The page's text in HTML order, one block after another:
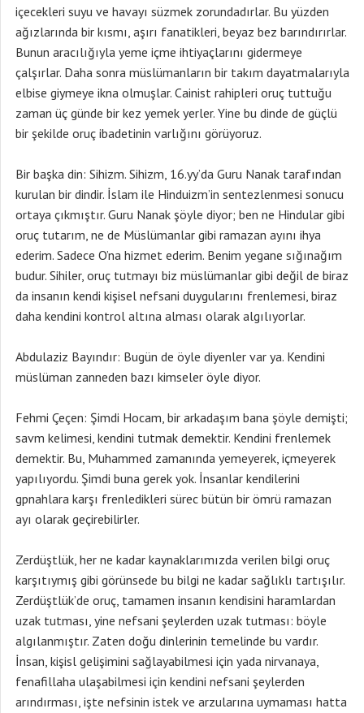
içecekleri suyu ve havayı süzmek zorundadırlar. Bu yüzden
ağızlarında bir kısmı, aşırı fanatikleri, beyaz bez barındırırlar.
Bunun aracılığıyla yeme içme ihtiyaçlarını gidermeye
çalşırlar. Daha sonra müslümanların bir takım dayatmalarıyla
elbise giymeye ikna olmuşlar. Cainist rahipleri oruç tuttuğu
zaman üç günde bir kez yemek yerler. Yine bu dinde de güçlü
bir şekilde oruç ibadetinin varlığını görüyoruz.
Bir başka din: Sihizm. Sihizm, 16.yy’da Guru Nanak tarafından
kurulan bir dindir. İslam ile Hinduizm’in sentezlenmesi sonucu
ortaya çıkmıştır. Guru Nanak şöyle diyor; ben ne Hindular gibi
oruç tutarım, ne de Müslümanlar gibi ramazan ayını ihya
ederim. Sadece O’na hizmet ederim. Benim yegane sığınağım
budur. Sihiler, oruç tutmayı biz müslümanlar gibi değil de biraz
da insanın kendi kişisel nefsani duygularını frenlemesi, biraz
daha kendini kontrol altına alması olarak algılıyorlar.
Abdulaziz Bayındır: Bugün de öyle diyenler var ya. Kendini
müslüman zanneden bazı kimseler öyle diyor.
Fehmi Çeçen: Şimdi Hocam, bir arkadaşım bana şöyle demişti;
savm kelimesi, kendini tutmak demektir. Kendini frenlemek
demektir. Bu, Muhammed zamanında yemeyerek, içmeyerek
yapılıyordu. Şimdi buna gerek yok. İnsanlar kendilerini
gpnahlara karşı frenledikleri sürec bütün bir ömrü ramazan
ayı olarak geçirebilirler.
Zerdüştlük, her ne kadar kaynaklarımızda verilen bilgi oruç
karşıtıymış gibi görünsede bu bilgi ne kadar sağlıklı tartışılır.
Zerdüştlük’de oruç, tamamen insanın kendisini haramlardan
uzak tutması, yine nefsani şeylerden uzak tutması: böyle
algılanmıştır. Zaten doğu dinlerinin temelinde bu vardır.
İnsan, kişisl gelişimini sağlayabilmesi için yada nirvanaya,
fenafillaha ulaşabilmesi için kendini nefsani şeylerden
arındırması, işte nefsinin istek ve arzularına uymaması hatta